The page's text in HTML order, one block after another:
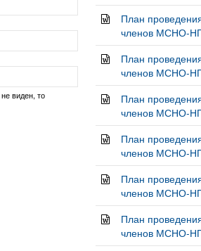
План
членов МСНО-
План
членов МСНО-
План
членов МСНО-
План
членов МСНО-
План
членов МСНО-
План
членов МСНО-
виден, то